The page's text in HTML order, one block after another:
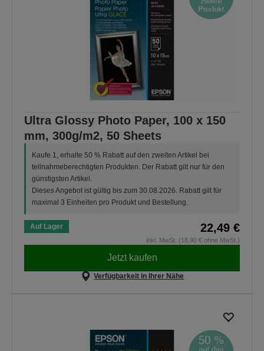
Ultra Glossy Photo Paper, 100 x 150
mm, 300g/m2, 50 Sheets
Kaufe 1, erhalte 50 % Rabatt auf den zweiten Artikel bei
teilnahmeberechtigten Produkten. Der Rabatt gilt nur für den
günstigsten Artikel.
Dieses Angebot ist gültig bis zum 30.08.2026. Rabatt gilt für
maximal 3 Einheiten pro Produkt und Bestellung.
Auf Lager 22,49 €
inkl. MwSt. (18,90 € ohne MwSt.)
Jetzt kaufen
Verfügbarkeit in Ihrer Nähe